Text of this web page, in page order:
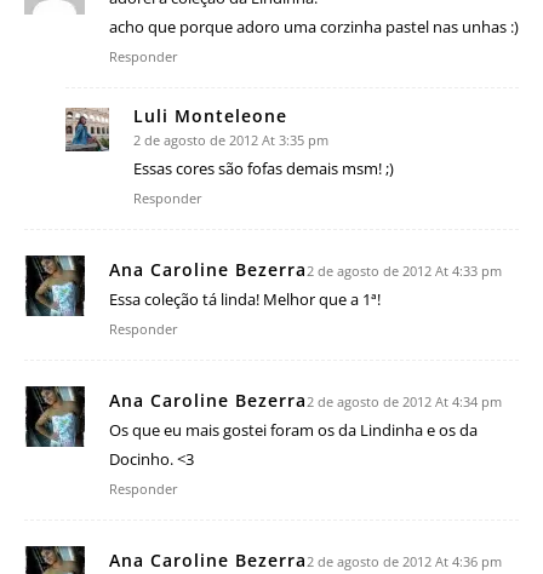
acho que porque adoro uma corzinha pastel nas unhas :)
Responder
Luli Monteleone
2 de agosto de 2012 At 3:35 pm
Essas cores são fofas demais msm! ;)
Responder
Ana Caroline Bezerra 2 de agosto de 2012 At 4:33 pm
Essa coleção tá linda! Melhor que a 1ª!
Responder
Ana Caroline Bezerra 2 de agosto de 2012 At 4:34 pm
Os que eu mais gostei foram os da Lindinha e os da
Docinho. <3
Responder
Ana Caroline Bezerra 2 de agosto de 2012 At 4:36 pm